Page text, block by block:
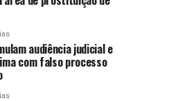
audiência judicial e
com falso processo